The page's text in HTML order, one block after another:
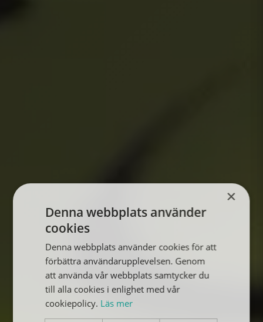
×
Denna webbplats använder
cookies
Denna webbplats använder cookies för att
förbättra användarupplevelsen. Genom
att använda vår webbplats samtycker du
till alla cookies i enlighet med vår
cookiepolicy. Läs mer